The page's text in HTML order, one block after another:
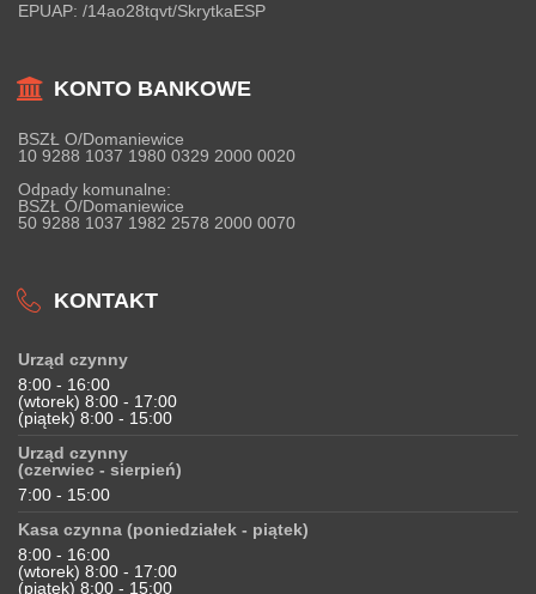
EPUAP: /14ao28tqvt/SkrytkaESP
KONTO BANKOWE
BSZŁ O/Domaniewice
10 9288 1037 1980 0329 2000 0020
Odpady komunalne:
BSZŁ O/Domaniewice
50 9288 1037 1982 2578 2000 0070
KONTAKT
Urząd czynny
8:00 - 16:00
(wtorek) 8:00 - 17:00
(piątek) 8:00 - 15:00
Urząd czynny
(czerwiec - sierpień)
7:00 - 15:00
Kasa czynna (poniedziałek - piątek)
8:00 - 16:00
(wtorek) 8:00 - 17:00
(piątek) 8:00 - 15:00